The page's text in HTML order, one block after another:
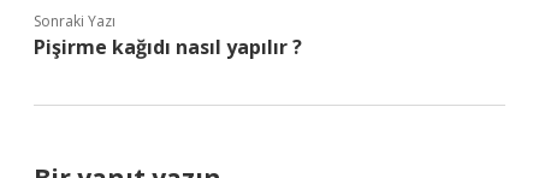
Sonraki Yazı
Pişirme kağıdı nasıl yapılır ?